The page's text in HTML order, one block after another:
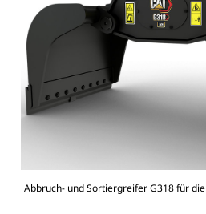
Abbruch- und Sortiergreifer G318 für